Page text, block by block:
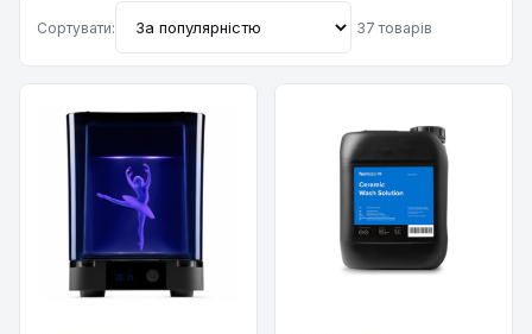
Сортувати: 37 товарів